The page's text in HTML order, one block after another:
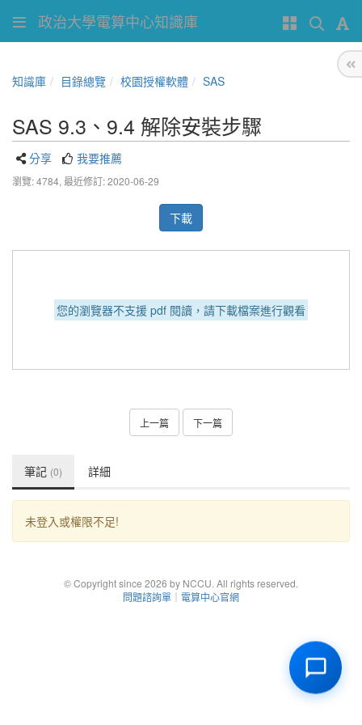
政治大學電算中心知識庫
知識庫 目錄總覽 校園授權軟體 SAS
SAS 9.3、9.4 解除安裝步驟
分享 我要推薦
瀏覽: 4784, 最近修訂: 2020-06-29
下載
您的瀏覽器不支援 pdf 閱讀，請下載檔案進行觀看
上一篇 下一篇
筆記 (0) 詳細
未登入或權限不足!
© Copyright since 2026 by NCCU. All rights reserved.
問題諮詢單 ｜ 電算中心官網